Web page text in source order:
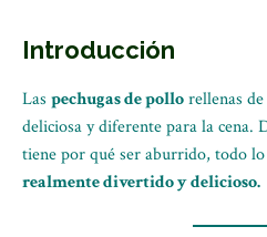
Introducción
Las pechugas de pollorellenas de
deliciosa y diferente para la cena.
tiene por qué ser aburrido, todo
realmente divertido y delicioso.